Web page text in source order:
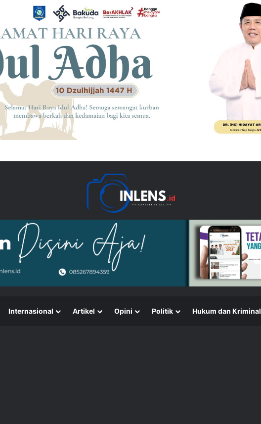
Internasional Artikel Opini Politik Hukum dan Kriminal